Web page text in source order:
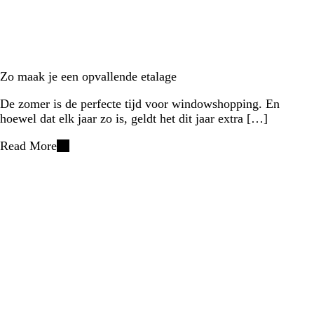
Zo maak je een opvallende etalage
De zomer is de perfecte tijd voor windowshopping. En
hoewel dat elk jaar zo is, geldt het dit jaar extra […]
Read More